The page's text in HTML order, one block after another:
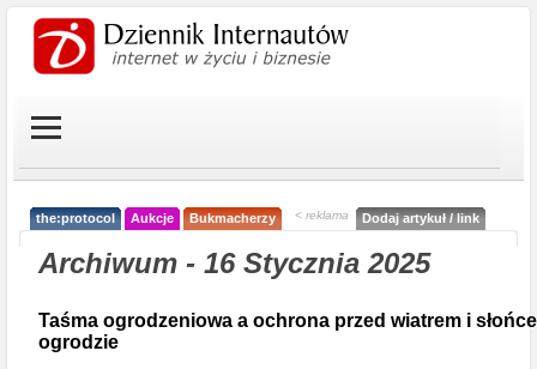
the:protocol Aukcje Bukmacherzy < reklama Dodaj artykuł / link
Archiwum - 16 Stycznia 2025
Taśma ogrodzeniowa a ochrona przed wiatrem i
ogrodzie